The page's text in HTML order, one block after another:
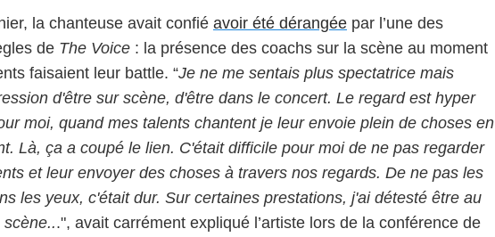
la chanteuse avait confié avoir été dérangée par l’une des
de The Voice : la présence des coachs sur la scène au moment
faisaient leur battle. “Je ne me sentais plus spectatrice mais
d'être sur scène, d'être dans le concert. Le regard est hyper
moi, quand mes talents chantent je leur envoie plein de choses en
Là, ça a coupé le lien. C'était difficile pour moi de ne pas regarder
et leur envoyer des choses à travers nos regards. De ne pas les
les yeux, c'était dur. Sur certaines prestations, j'ai détesté être au
.", avait carrément expliqué l’artiste lors de la conférence de